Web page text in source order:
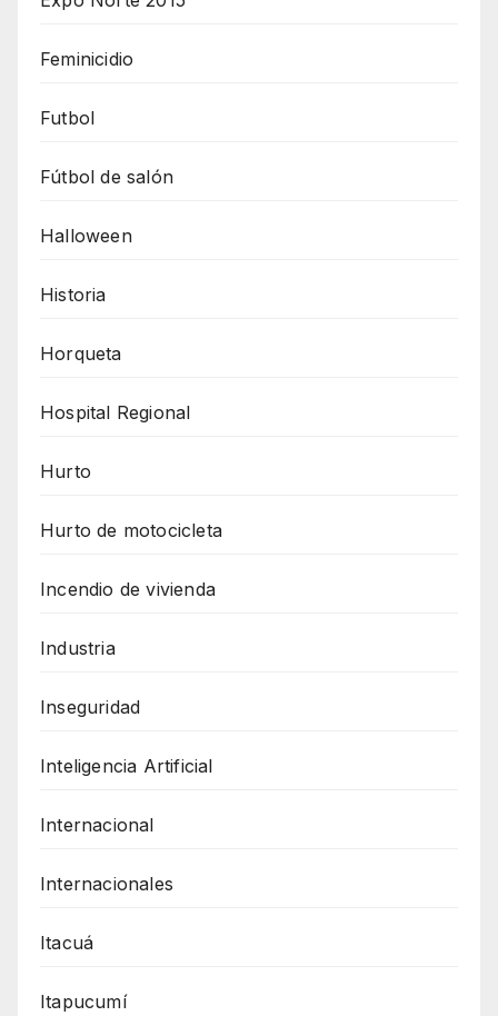
Feminicidio
Futbol
Fútbol de salón
Halloween
Historia
Horqueta
Hospital Regional
Hurto
Hurto de motocicleta
Incendio de vivienda
Industria
Inseguridad
Inteligencia Artificial
Internacional
Internacionales
Itacuá
Itapucumí